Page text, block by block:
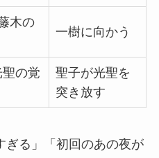
木の
一樹に向かう
の覚
聖子が光聖を
突き放す
ぎる」「初回のあの夜が